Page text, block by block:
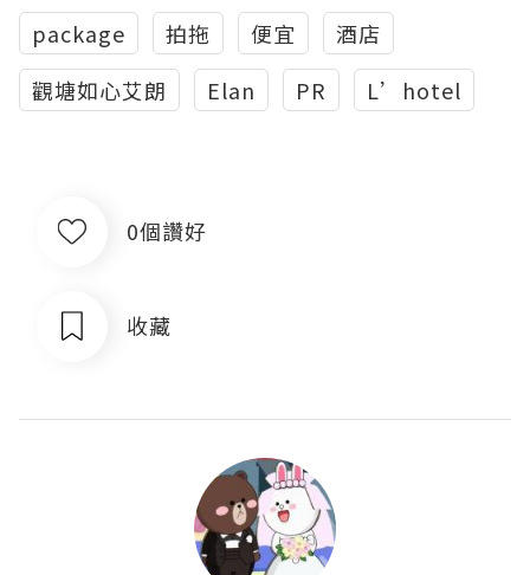
package 拍拖 便宜
酒店
觀塘如心艾朗
Elan PR L’hotel
0個讚好
收藏